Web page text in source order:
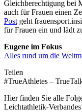
Gleichberechtigung bei
auch für Frauen einen
Post geht
für Frauen ein und lädt
Eugene im Fokus
Alles rund um die
Teilen
#TrueAthletes –
Hier finden Sie alle
Leichtathletik-